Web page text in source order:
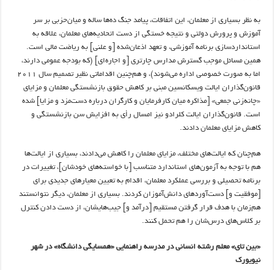
به نظر بسیاری از معلمان، این اتفاقات، پیامد جنگ ده‌ها ساله و میان‌حزبی بر سر
آموزش و پرورش دولتی و نتیجه خستگی از دست اتحادیه‌های معلمان، علاقه به
استانداردسازی برنامه آموزشی، و تعهد اذعان‌شده [و علنی] به ریاضت مالی است.
همین مسائل موجب گسترش مدارس چارتری [و اجاره‌ای] (که بودجه عمومی دارند،
اما به صورت خصوصی اداره می‌شوند)، و هم‌چنین اقداماتی نظیر تصمیم سال ۲۰۱۱
قانون‌گذاران ایالت ویسکانسین مبنی بر کاهش حقوق بازنشستگی معلمان و مزایای
«چانه‌زنی جمعی» [مذاکره میان کارفرمایان و کارگران درباره دست‌مزد و مزایا] شده
است. قانون‌گذاران ایالت کلرادو نیز امسال رأی به افزایش سن بازنشستگی و
کاهش مزایای معلمان دادند.
هم‌چنان که ایالت‌های مختلف، مزایای معلمان را کاهش می‌دادند، بسیاری از ایالت‌ها
هم با توجه به آزمون‌های استاندارد متناسب [با خواسته‌های خودشان]، تغییرات در
برنامه تحصیلی و بررسی عملکرد معلمان، اقدام به تعیین معیارهای جدیدی برای
[موفقیت و] دست‌آوردهای دانش‌آموزان کردند. بسیاری از معلمان، دیگر نتوانستند
هم‌زمان با هدف قرار گرفتن مستقیم [درآمد و] جیب‌هایشان، از دست دادن کنترل
بر کلاس‌های درس‌شان را هم تحمل کنند.
«بین تای» معلم رشته انسانی در مدرسه راهنمایی «همسایگی دانشگاه» در شهر
نیویورک